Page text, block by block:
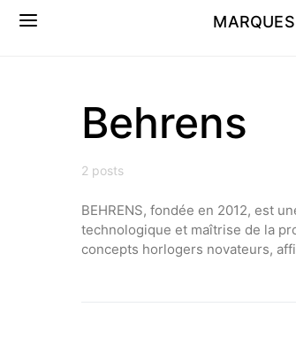
MARQUES
Behrens
2 posts
BEHRENS, fondée en 2012, est
technologique et maîtrise de la
concepts horlogers novateurs,